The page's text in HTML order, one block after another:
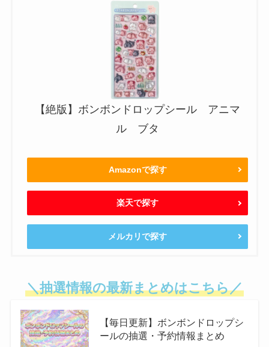
【絶版】ボンボンドロップシール アニマ
ル ブタ
Amazonで探す
楽天で探す
メルカリで探す
＼抽選情報の最新まとめはこちら／
【毎日更新】ボンボンドロップシ
ールの抽選・予約情報まとめ